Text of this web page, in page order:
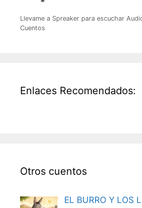
Llevame a Spreaker para escuchar
Cuentos
Enlaces Recomendados:
Otros cuentos
EL BURRO Y LOS